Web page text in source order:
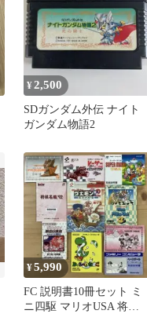
¥2,500
SDガンダム外伝 ナイト
ガンダム物語2
¥5,990
FC 説明書10冊セット ミ
ニ四駆 マリオUSA 将棋